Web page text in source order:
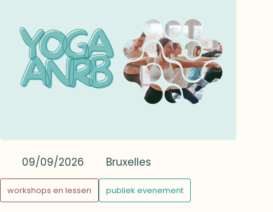
of een lezing door baron Claude de
Villenfagne de Vogelsanck over de
overdracht van waarden. De deelnemers
krijgen ook de gelegenheid om het nieuwe
arboretum te ontdekken. De namiddag
vieruurtje.
09/09/2026 Bruxelles
workshops en lessen publiek evenement